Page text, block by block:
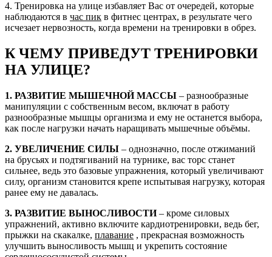
4. Тренировка на улице избавляет Вас от очередей, которые
наблюдаются в час пик в фитнес центрах, в результате чего
исчезает нервозность, когда времени на тренировки в обрез.
К ЧЕМУ ПРИВЕДУТ ТРЕНИРОВКИ
НА УЛИЦЕ?
1. РАЗВИТИЕ МЫШЕЧНОЙ МАССЫ – разнообразные
манипуляции с собственным весом, включат в работу
разнообразные мышцы организма и ему не останется выбора,
как после нагрузки начать наращивать мышечные объёмы.
2. УВЕЛИЧЕНИЕ СИЛЫ – однозначно, после отжиманий
на брусьях и подтягиваний на турнике, вас торс станет
сильнее, ведь это базовые упражнения, который увеличивают
силу, организм становится крепе испытывая нагрузку, которая
ранее ему не давалась.
3. РАЗВИТИЕ ВЫНОСЛИВОСТИ– кроме силовых
упражнений, активно включите кардиотренировки, ведь бег,
прыжки на скакалке, плавание , прекрасная возможность
улучшить выносливость мышц и укрепить состояние